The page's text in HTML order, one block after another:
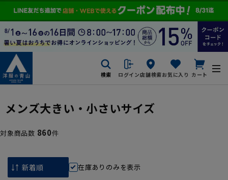
検索 ログイン店舗検索お気に入り カート
メンズ大きい・小さいサイズ
対象商品数 860件
在庫ありのみを表示